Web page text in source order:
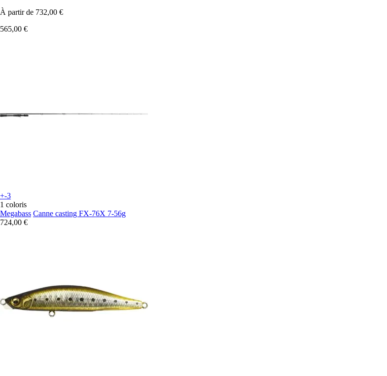
À partir de 732,00 €
565,00 €
+-3
1 coloris
Megabass Canne casting FX-76X 7-56g
724,00 €